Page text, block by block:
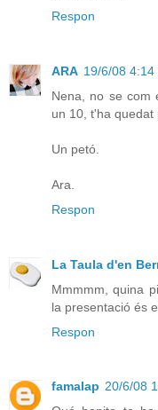
Respon
ARA 19/6/08 4:14
Nena, no se com
un 10, t'ha quedat
Un petó.
Ara.
Respon
La Taula d'en
Mmmmm, quina
la presentació és
Respon
famalap 20/6/08